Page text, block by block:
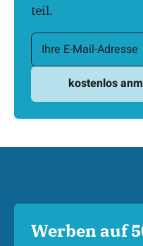
teil.
Werben auf